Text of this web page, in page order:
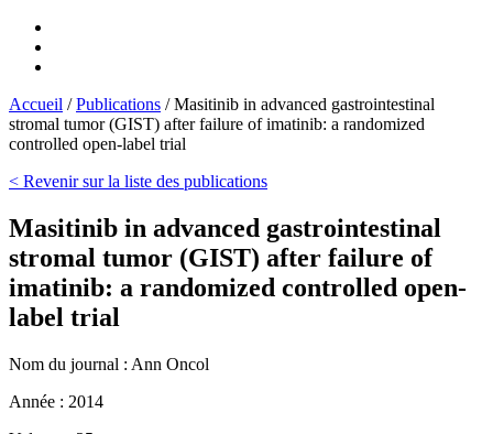
Accueil /Publications /Masitinib in advanced gastrointestinal
stromal tumor (GIST) after failure of imatinib: a randomized
controlled open-label trial
< Revenir sur la liste des publications
Masitinib in advanced gastrointestinal
stromal tumor (GIST) after failure of
imatinib: a randomized controlled open-
label trial
Nom du journal : Ann Oncol
Année : 2014